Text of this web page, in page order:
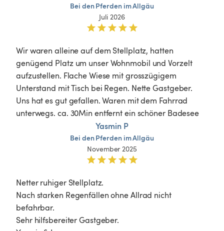
Bei denPferdenimAllgäu
Juli 2026
Wir waren alleine auf dem Stellplatz, hatten
genügend Platz um unser Wohnmobil und Vorzelt
aufzustellen. Flache Wiese mit grosszügigem
Unterstand mit Tisch bei Regen. Nette Gastgeber.
Uns hat es gut gefallen. Waren mit dem Fahrrad
unterwegs. ca. 30Min entfernt ein schöner Badesee
Yasmin P
Bei denPferdenimAllgäu
November 2025
Netter ruhiger Stellplatz.
Nach starken Regenfällen ohne Allrad nicht
befahrbar.
Sehr hilfsbereiter Gastgeber.